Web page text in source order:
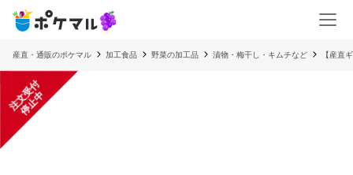
産直・通販のポケマル 加工食品 野菜の加工品 漬物・梅干し・キムチなど 【産直
注
文
受
付
停
止
中